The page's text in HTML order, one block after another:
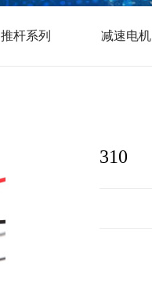
推杆系列 减速电机
310